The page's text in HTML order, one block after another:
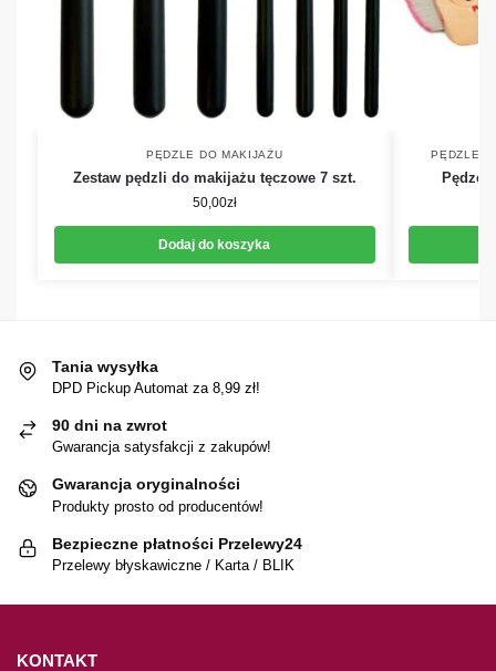
PĘDZLE DO MAKIJAŻU
Zestaw pędzli do makijażu tęczowe 7 szt.
50,00zł
Dodaj do koszyka
PĘDZLE
Pędzel
Tania wysyłka
DPD Pickup Automat za 8,99 zł!
90 dni na zwrot
Gwarancja satysfakcji z zakupów!
Gwarancja oryginalności
Produkty prosto od producentów!
Bezpieczne płatności Przelewy24
Przelewy błyskawiczne / Karta / BLIK
KONTAKT